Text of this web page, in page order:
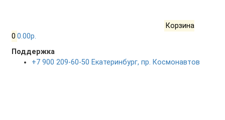
Корзина
0 0.00р.
Поддержка
+7 900 209-60-50 Екатеринбург, пр. Космонавтов